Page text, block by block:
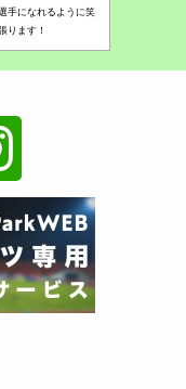
手になれるように笑
ります！